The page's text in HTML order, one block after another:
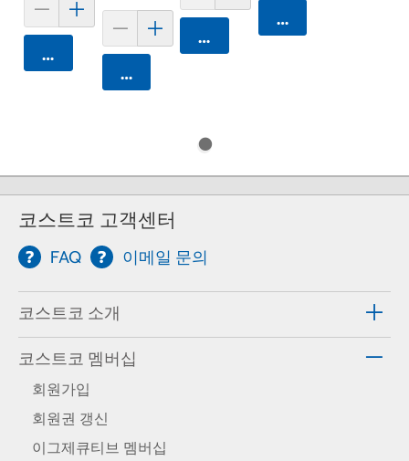
카트에 담기
카트에 담기
카트에 담기
카트에 담기
코스트코 고객센터
FAQ 이메일 문의
코스트코 소개
코스트코 멤버십
회원가입
회원권 갱신
이그제큐티브 멤버십